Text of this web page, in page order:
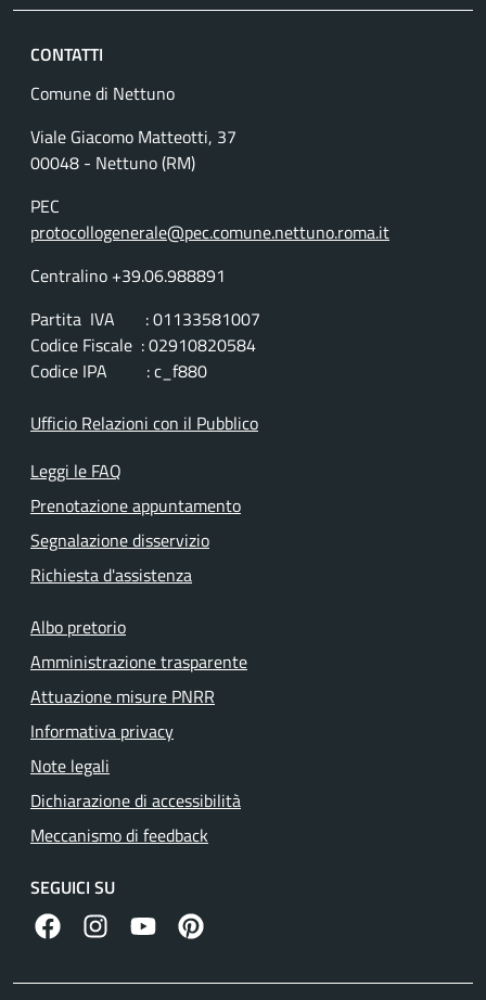
CONTATTI
Comune di Nettuno
Viale Giacomo Matteotti, 37
00048 - Nettuno (RM)
PEC
protocollogenerale@pec.comune.nettuno.roma.it
Centralino +39.06.988891
Partita IVA : 01133581007
Codice Fiscale : 02910820584
Codice IPA : c_f880
Ufficio Relazioni con il Pubblico
Leggi le FAQ
Prenotazione appuntamento
Segnalazione disservizio
Richiesta d'assistenza
Albo pretorio
Amministrazione trasparente
Attuazione misure PNRR
Informativa privacy
Note legali
Dichiarazione di accessibilità
Meccanismo di feedback
SEGUICI SU
facebook instagramcanale youtube
pinterest